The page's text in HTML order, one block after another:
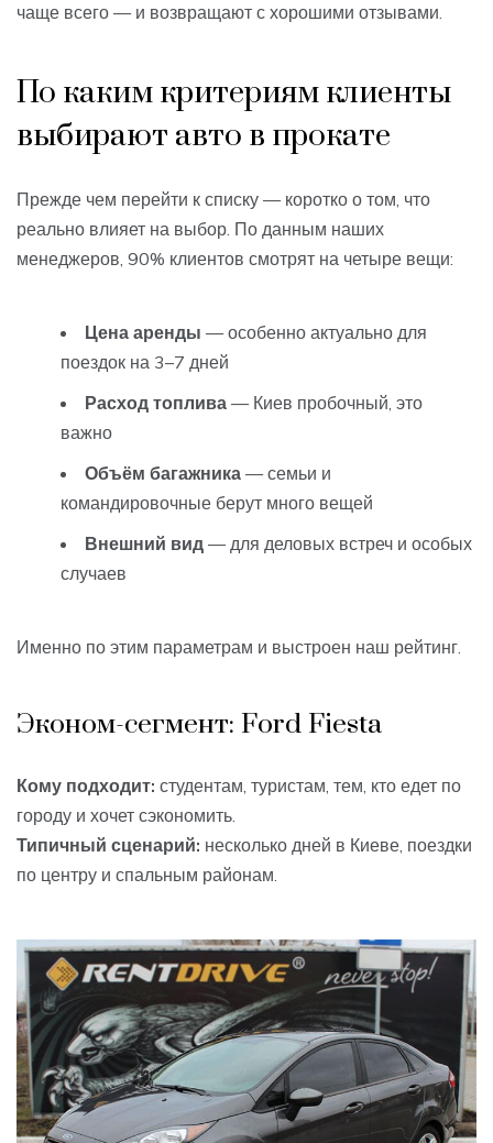
чаще всего — и возвращают с хорошими отзывами.
По каким критериям клиенты
выбирают авто в прокате
Прежде чем перейти к списку — коротко о том, что
реально влияет на выбор. По данным наших
менеджеров, 90% клиентов смотрят на четыре вещи:
Цена аренды — особенно актуально для
поездок на 3–7 дней
Расход топлива — Киев пробочный, это
важно
Объём багажника — семьи и
командировочные берут много вещей
Внешний вид — для деловых встреч и особых
случаев
Именно по этим параметрам и выстроен наш рейтинг.
Эконом-сегмент: Ford Fiesta
Кому подходит: студентам, туристам, тем, кто едет по
городу и хочет сэкономить.
Типичный сценарий: несколько дней в Киеве, поездки
по центру и спальным районам.